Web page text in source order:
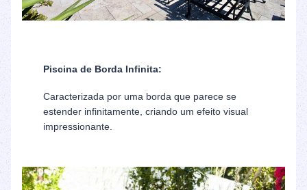
Piscina de Borda Infinita:
Caracterizada por uma borda que parece se
estender infinitamente, criando um efeito visual
impressionante.